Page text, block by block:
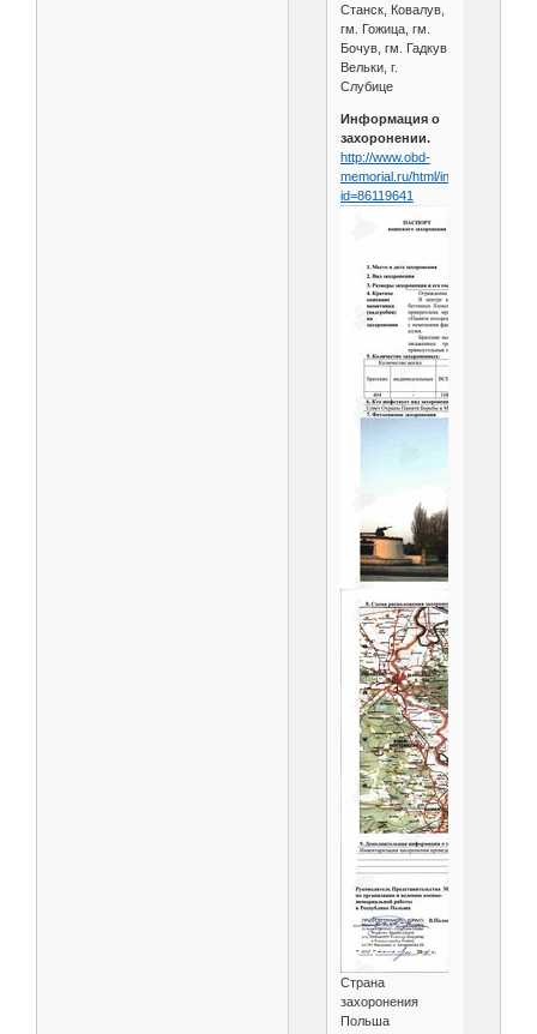
Станск, Ковалув,
гм. Гожица, гм.
Бочув, гм. Гадкув
Вельки, г.
Слубице
Информация о
захоронении.
http://www.obd-
memorial.ru/html/info.htm?
id=86119641
Страна
захоронения
Польша